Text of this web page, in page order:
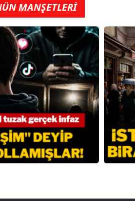
MANŞETLERİ